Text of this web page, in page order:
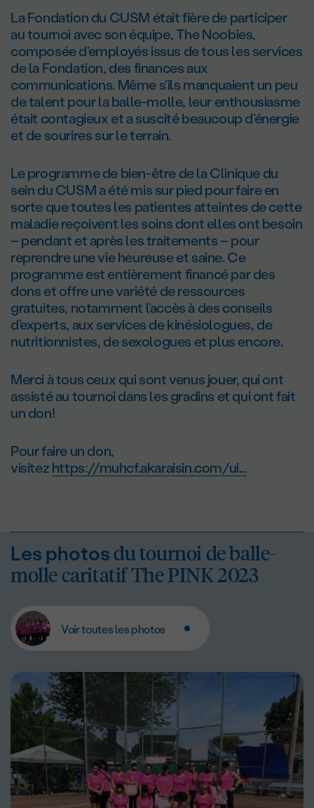
La Fondation du CUSM était fière de participer
au tournoi avec son équipe, The Noobies,
composée d’employés issus de tous les services
de la Fondation, des finances aux
communications. Même s’ils manquaient un peu
de talent pour la balle-molle, leur enthousiasme
était contagieux et a suscité beaucoup d’énergie
et de sourires sur le terrain.
Le programme de bien-être de la Clinique du
sein du CUSM a été mis sur pied pour faire en
sorte que toutes les patientes atteintes de cette
maladie reçoivent les soins dont elles ont besoin
– pendant et après les traitements – pour
reprendre une vie heureuse et saine. Ce
programme est entièrement financé par des
dons et offre une variété de ressources
gratuites, notamment l’accès à des conseils
d’experts, aux services de kinésiologues, de
nutritionnistes, de sexologues et plus encore.
Merci à tous ceux qui sont venus jouer, qui ont
assisté au tournoi dans les gradins et qui ont fait
un don!
Pour faire un don,
visitezhttps://muhcf.akaraisin.com/ui...
Les photos du tournoi de balle-
molle caritatif The PINK 2023
Voir toutes les photos